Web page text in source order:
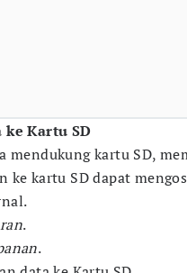
ke Kartu SD
mendukung kartu SD,
ke kartu SD dapat
.
.